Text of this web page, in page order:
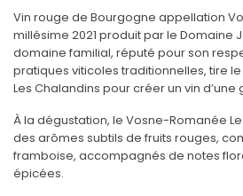
Vin rouge de Bourgogne appellation
millésime 2021 produit par le Domaine
domaine familial, réputé pour son
pratiques viticoles traditionnelles, tire
Les Chalandins pour créer un vin d’une
À la dégustation, le Vosne-Romanée
des arômes subtils de fruits rouges,
framboise, accompagnés de notes
épicées.